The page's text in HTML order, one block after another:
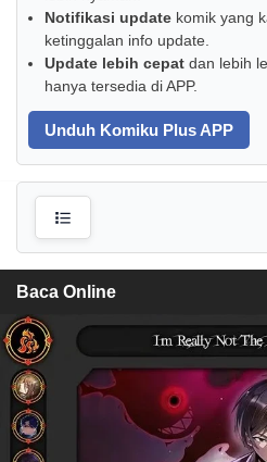
Notifikasi update komik yang
ketinggalan info update.
Update lebih cepat dan lebih
hanya tersedia di APP.
Unduh Komiku Plus APP
Baca Online